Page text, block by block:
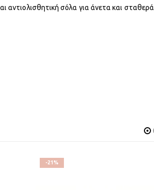
αντιολισθητική σόλα για άνετα και σταθερά
-21%